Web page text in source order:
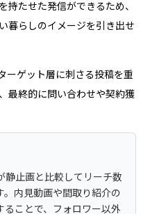
たせた発信ができるため、
暮らしのイメージを引き出せ
ーゲット層に刺さる投稿を重
最終的に問い合わせや契約獲
止画と比較してリーチ数
内見動画や間取り紹介の
ことで、フォロワー以外